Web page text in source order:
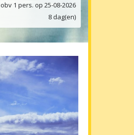
obv 1 pers. op 25-08-2026
8 dag(en)